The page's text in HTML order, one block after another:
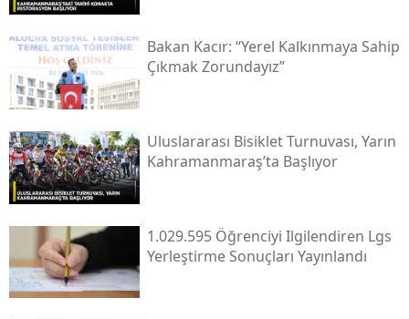
Bakan Kacır: “yerel Kalkınmaya Sahip
Çıkmak Zorundayız”
Uluslararası Bisiklet Turnuvası, Yarın
Kahramanmaraş’ta Başlıyor
1.029.595 Öğrenciyi Ilgilendiren Lgs
Yerleştirme Sonuçları Yayınlandı